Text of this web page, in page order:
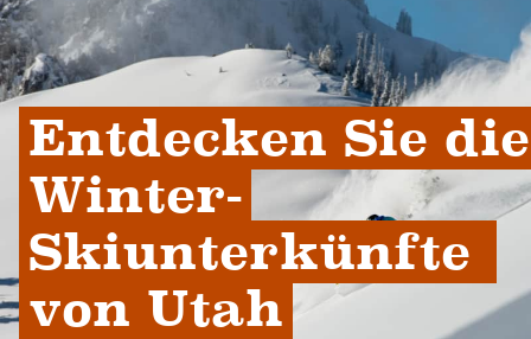
Entdecken Sie die
Winter-
Skiunterkünfte
von Utah